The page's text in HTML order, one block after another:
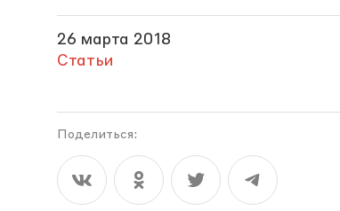
26 марта 2018
Статьи
Поделиться: